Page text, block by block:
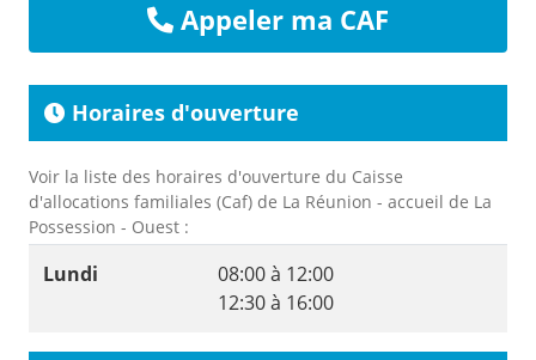
Appeler ma CAF
Horaires d'ouverture
Voir la liste des horaires d'ouverture du Caisse
d'allocations familiales (Caf) de La Réunion - accueil de La
Possession - Ouest :
Lundi
08:00 à 12:00
12:30 à 16:00